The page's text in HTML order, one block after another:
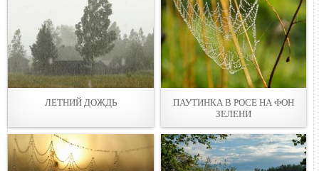
ЛЕТНИЙ ДОЖДЬ
ПАУТИНКА В РОСЕ НА ФОН
ЗЕЛЕНИ